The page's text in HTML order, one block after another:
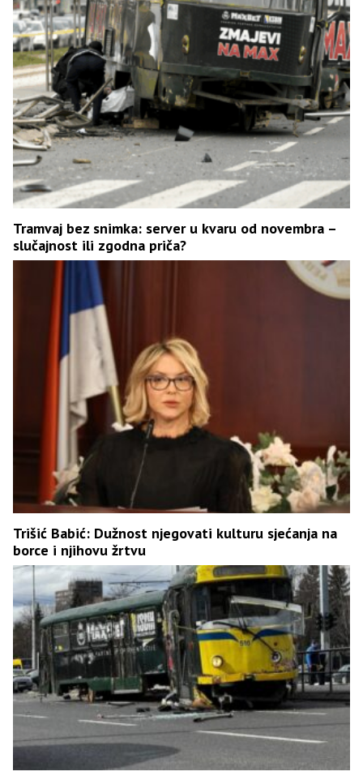
Tramvaj bez snimka: server u kvaru od novembra –
slučajnost ili zgodna priča?
Trišić Babić: Dužnost njegovati kulturu sjećanja na
borce i njihovu žrtvu